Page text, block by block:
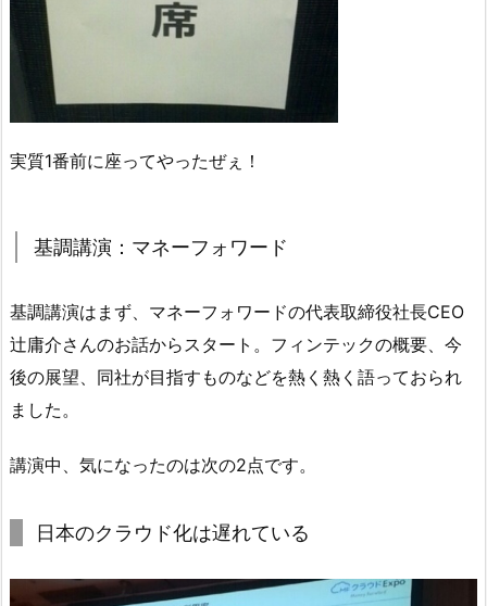
実質1番前に座ってやったぜぇ！
基調講演：マネーフォワード
基調講演はまず、マネーフォワードの代表取締役社長CEO
辻庸介さんのお話からスタート。フィンテックの概要、今
後の展望、同社が目指すものなどを熱く熱く語っておられ
ました。
講演中、気になったのは次の2点です。
日本のクラウド化は遅れている